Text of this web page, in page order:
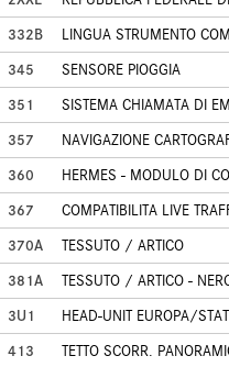
332B
LINGUA STRUMENTO
345
SENSORE PIOGGIA
351
SISTEMA CHIAMATA DI
357
NAVIGAZIONE
360
HERMES - MODULO DI
367
COMPATIBILITA LIVE
370A
TESSUTO / ARTICO
381A
TESSUTO / ARTICO -
3U1
HEAD-UNIT EUROPA/
413
TETTO SCORR.